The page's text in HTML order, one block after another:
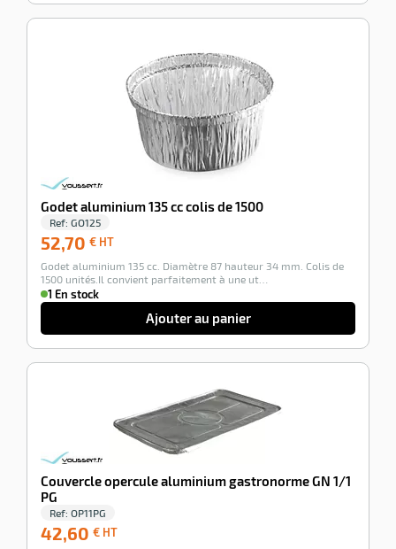
Godet aluminium 135 cc colis de 1500
Ref: GO125
52,70 € HT
HT
Godet aluminium 135 cc. Diamètre 87 hauteur 34 mm. Colis de
1500 unités.Il convient parfaitement à une ut…
1 En stock
Ajouter au panier
Couvercle opercule aluminium gastronorme GN 1/1
PG
Ref: OP11PG
42,60 € HT